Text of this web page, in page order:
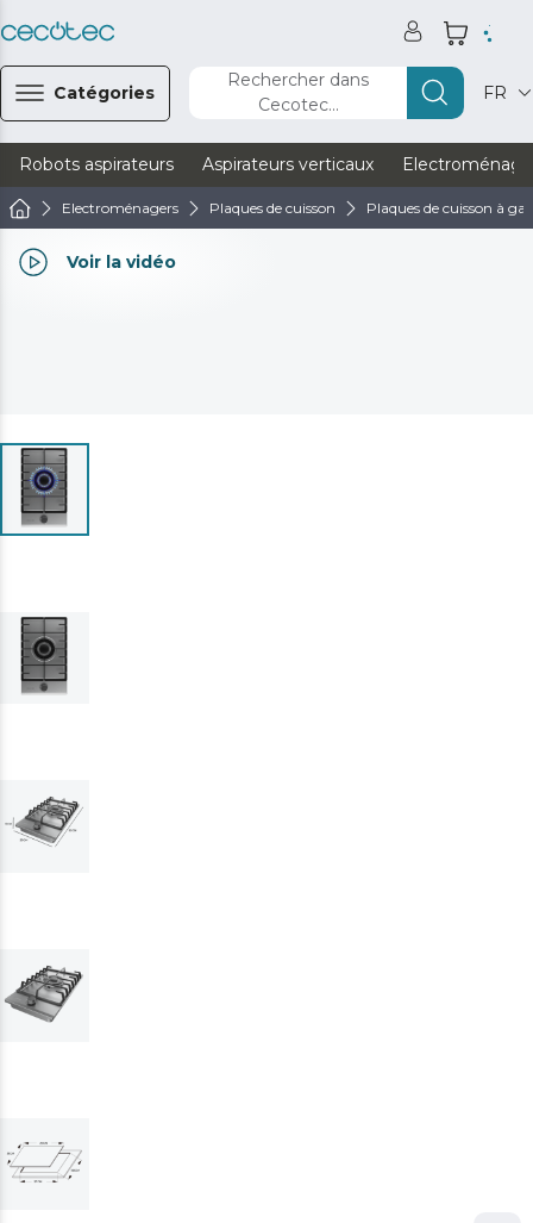
Catégories
Rechercher dans
Cecotec...
FR
Robots aspirateurs Aspirateurs verticaux
Electroménagers Plaques de cuisson Plaques de cuisson à gaz
Voir la vidéo